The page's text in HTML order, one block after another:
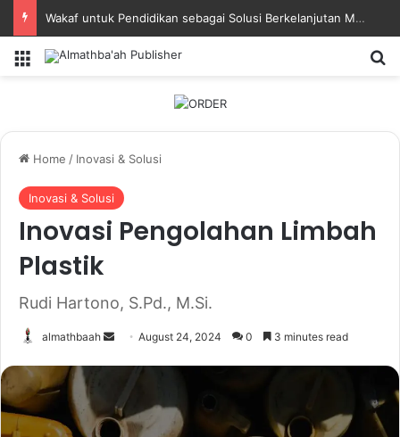
Wakaf untuk Pendidikan sebagai Solusi Berkelanjutan Masa Depan Bangsa
Menu
Home / Inovasi & Solusi
Inovasi & Solusi
Inovasi Pengolahan Limbah
Plastik
Rudi Hartono, S.Pd., M.Si.
almathbaah
Send August 24, 2024 0 3 minutes read